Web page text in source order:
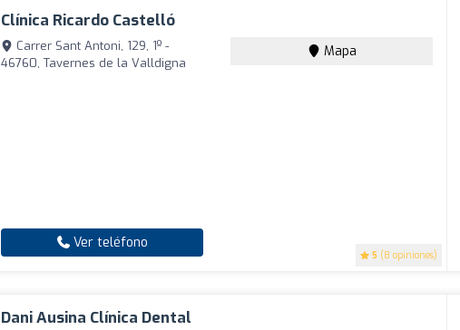
Clínica Ricardo Castelló
5 (8 opiniones)
Carrer Sant Antoni, 129, 1º -
46760, Tavernes de la Valldigna
Mapa
Ver teléfono
Dani Ausina Clínica Dental